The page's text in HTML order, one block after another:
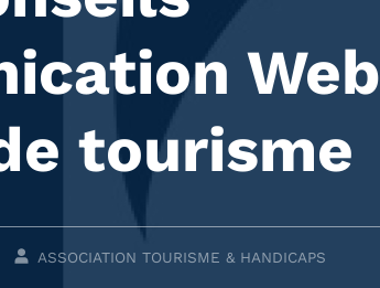
Web
tourisme
ASSOCIATION TOURISME & HANDICAPS